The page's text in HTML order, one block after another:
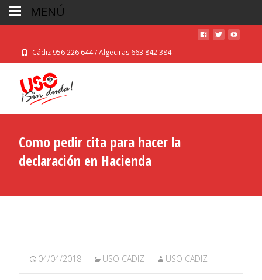
Cádiz 956 226 644 / Algeciras 663 842 384
Como pedir cita para hacer la
declaración en Hacienda
04/04/2018 USO CADIZ USO CADIZ
MENÚ